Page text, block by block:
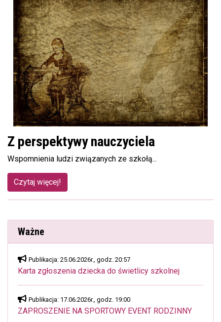
Z perspektywy nauczyciela
Wspomnienia ludzi związanych ze szkołą...
Czytaj więcej!
Ważne
Publikacja: 25.06.2026r., godz. 20:57
Karta zgłoszenia dziecka do świetlicy szkolnej
Publikacja: 17.06.2026r., godz. 19:00
ZAPROSZENIE NA SPORTOWY EVENT RODZINNY